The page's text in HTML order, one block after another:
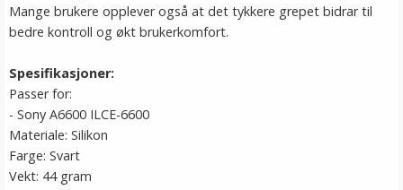
Mange brukere opplever også at det tykkere grepet bidrar til
bedre kontroll og økt brukerkomfort.
Spesifikasjoner:
Passer for:
- Sony A6600 ILCE-6600
Materiale: Silikon
Farge: Svart
Vekt: 44 gram